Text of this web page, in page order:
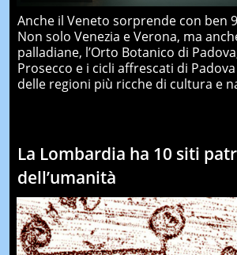
Anche il Veneto sorprende con ben 9
Non solo Venezia e Verona, ma
palladiane, l’Orto Botanico di
Prosecco e i cicli affrescati di
delle regioni più ricche di cultura e
La Lombardia ha 10 siti
dell’umanità